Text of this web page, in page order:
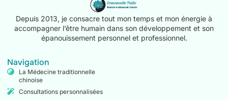
Depuis 2013, je consacre tout mon temps et mon énergie à
accompagner l’être humain dans son développement et son
épanouissement personnel et professionnel.
Navigation
La Médecine traditionnelle
chinoise
Consultations personnalisées